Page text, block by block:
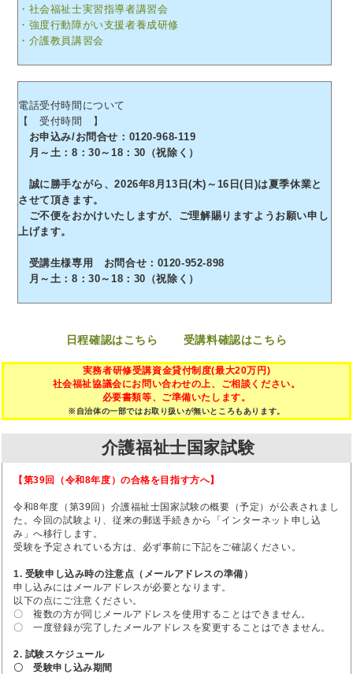
・社会福祉士実習指導者講習会
・強度行動障がい支援者養成研修
・介護教員講習会
電話受付時間について
【 受付時間 】
お申込み/お問合せ：0120-968-119
月～土：8：30～18：30（祝除く）
誠に勝手ながら、2026年8月13日(木)～16日(日)は夏季休業と
させて頂きます。
ご不便をおかけいたしますが、ご理解賜りますようお願い申し
上げます。
受講生様専用 お問合せ：0120-952-898
月～土：8：30～18：30（祝除く）
日程確認はこちら 受講料確認はこちら
実務者研修受講資金貸付制度(最大20万円)
社会福祉協議会にお問い合わせの上、ご相談ください。
必要書類等、ご準備いたします。
※自治体の一部ではお取り扱いが無いところもあります。
介護福祉士国家試験
【第39回（令和8年度）の合格を目指す方へ】
令和8年度（第39回）介護福祉士国家試験の概要（予定）が公表されまし
た。今回の試験より、従来の郵送手続きから「インターネット申し込
み」へ移行します。
受験を予定されている方は、必ず事前に下記をご確認ください。
1. 受験申し込み時の注意点（メールアドレスの準備）
申し込みにはメールアドレスが必要となります。
以下の点にご注意ください。
〇 複数の方が同じメールアドレスを使用することはできません。
〇 一度登録が完了したメールアドレスを変更することはできません。
2. 試験スケジュール
〇 受験申し込み期間